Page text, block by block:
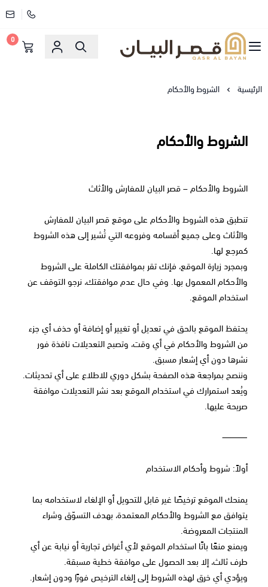
قصر البيان للمفارش والاثاث
0
الرئيسية الشروط والأحكام
الشروط والأحكام
الشروط والأحكام – قصر البيان للمفارش والأثاث
تنطبق هذه الشروط والأحكام على موقع قصر البيان للمفارش
والأثاث وعلى جميع أقسامه وفروعه التي تُشير إلى هذه الشروط
كمرجع لها.
وبمجرد زيارة الموقع، فإنك تقر بموافقتك الكاملة على الشروط
والأحكام المعمول بها. وفي حال عدم موافقتك، نرجو التوقف عن
استخدام الموقع.
يحتفظ الموقع بالحق في تعديل أو تغيير أو إضافة أو حذف أي جزء
من الشروط والأحكام في أي وقت، وتصبح التعديلات نافذة فور
نشرها دون أي إشعار مسبق.
وننصح بمراجعة هذه الصفحة بشكل دوري للاطلاع على أي تحديثات.
ويُعد استمرارك في استخدام الموقع بعد نشر التعديلات موافقة
صريحة عليها.
⸻
أولاً: شروط وأحكام الاستخدام
يمنحك الموقع ترخيصًا غير قابل للتحويل أو الإلغاء لاستخدامه بما
يتوافق مع الشروط والأحكام المعتمدة، بهدف التسوّق وشراء
المنتجات المعروضة.
ويمنع منعًا باتًا استخدام الموقع لأي أغراض تجارية أو نيابة عن أي
طرف ثالث، إلا بعد الحصول على موافقة خطية مسبقة.
ويؤدي أي خرق لهذه الشروط إلى إلغاء الترخيص فورًا ودون إشعار.